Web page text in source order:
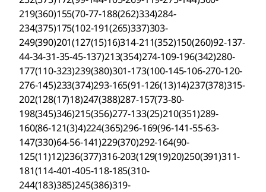
219(360)155(70-77-188(262)334)284-
234(375)175(102-191(265)337)303-
249(390)201(127(15)16)314-211(352)150(260)92-137-
44-34-31-35-45-137)213(354)274-109-196(342)280-
177(110-323)239(380)301-173(100-145-106-270-120-
276-145)233(374)293-165(91-126(13)14)237(378)315-
202(128(17)18)247(388)287-157(73-80-
198(345)346)215(356)277-133(25)210(351)289-
160(86-121(3)4)224(365)296-169(96-141-55-63-
147(330)64-56-141)229(370)292-164(90-
125(11)12)236(377)316-203(129(19)20)250(391)311-
181(114-401-405-118-185(310-
244(183)385)245(386)319-